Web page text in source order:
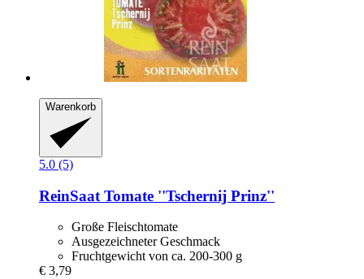
Warenkorb
5.0 (5)
ReinSaat Tomate ''Tschernij Prinz''
Große Fleischtomate
Ausgezeichneter Geschmack
Fruchtgewicht von ca. 200-300 g
€ 3,79